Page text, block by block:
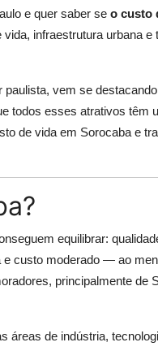
e quer saber se o custo
infraestrutura urbana
vem se
todos esses atrativos têm
de vida em Sorocaba e
equilibrar:
custo moderado — ao
principalmente de
áreas de indústria,